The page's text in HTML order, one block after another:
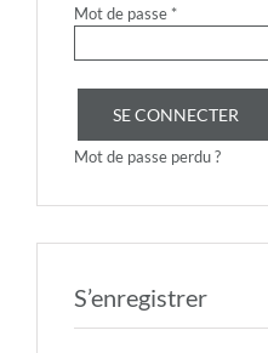
Mot de passe *Obligatoire
SE CONNECTER
Mot de passe perdu ?
S’enregistrer